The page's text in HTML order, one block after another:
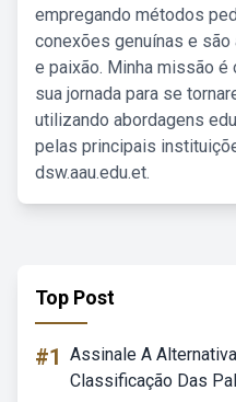
empregando métodos
conexões genuínas e
e paixão. Minha missão
sua jornada para se
utilizando abordagens
pelas principais
dsw.aau.edu.et.
Top Post
#1 Assinale A
Classificação Das